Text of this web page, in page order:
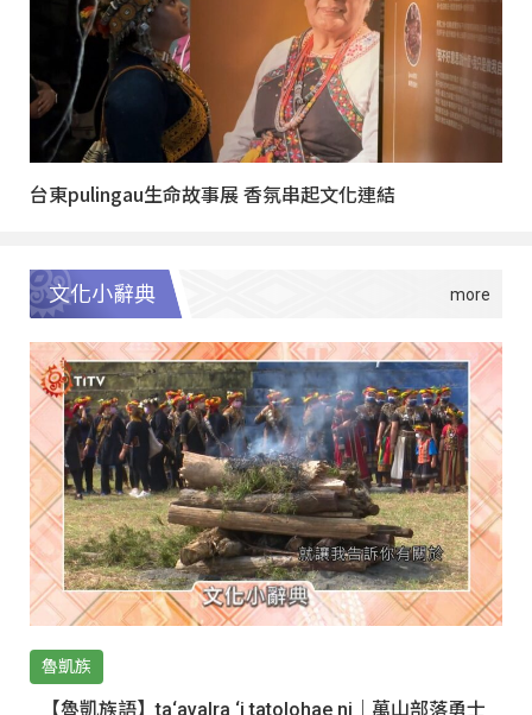
台東pulingau生命故事展 香氛串起文化連結
文化小辭典
魯凱族
【魯凱族語】ta‘avalra ‘i tatolohae ni｜萬山部落勇士